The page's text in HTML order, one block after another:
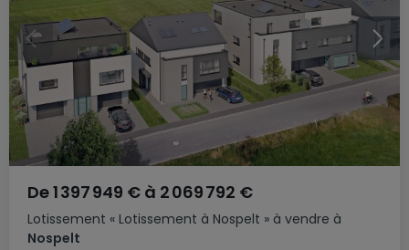
Lotissement « Lotissement à Nospelt » à vendre à
Nospelt
De1 397 949 € à 2 069 792 €